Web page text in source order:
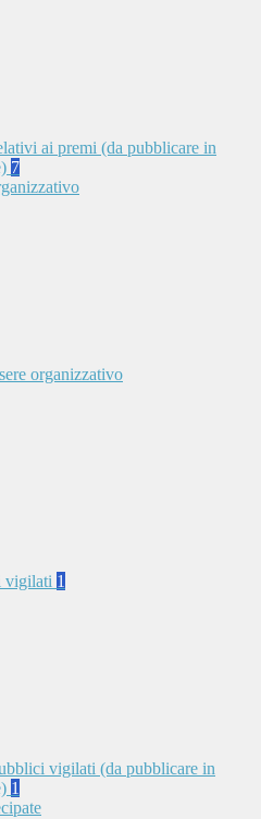
ai premi (da pubblicare in
7
organizzativo
vigilati 1
vigilati (da pubblicare in
1